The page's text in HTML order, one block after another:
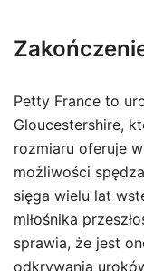
Petty France to
Gloucestershire,
rozmiaru oferuje
możliwości
sięga wielu lat
miłośnika
sprawia, że jest
odkrywania